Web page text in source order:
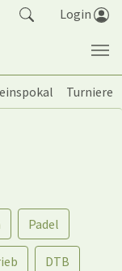
Login
Turniere
Padel
DTB